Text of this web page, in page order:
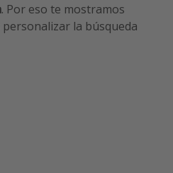
. Por eso te mostramos
la búsqueda